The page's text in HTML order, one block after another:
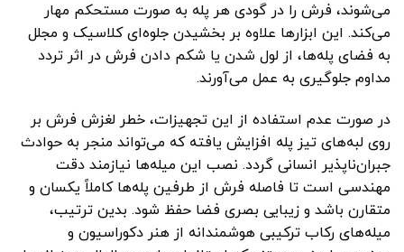
می‌شوند، فرش را در گودی هر پله به صورت مستحکم مهار
می‌کند. این ابزارها علاوه بر بخشیدن جلوه‌ای کلاسیک و مجلل
به فضای پله‌ها، از لول شدن یا شکم دادن فرش در اثر تردد
مداوم جلوگیری به عمل می‌آورند.
در صورت عدم استفاده از این تجهیزات، خطر لغزش فرش بر
روی لبه‌های تیز پله افزایش یافته که می‌تواند منجر به حوادث
جبران‌ناپذیر انسانی گردد. نصب این میله‌ها نیازمند دقت
مهندسی است تا فاصله فرش از طرفین پله‌ها کاملاً یکسان و
متقارن باشد و زیبایی بصری فضا حفظ شود. بدین ترتیب،
میله‌های رکاب ترکیبی هوشمندانه از هنر دکوراسیون و